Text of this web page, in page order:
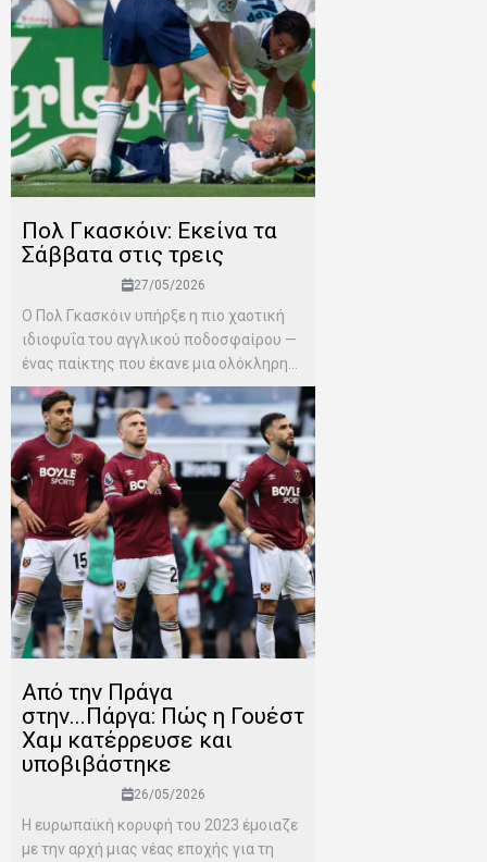
Πολ Γκασκόιν: Εκείνα τα
Σάββατα στις τρεις
27/05/2026
Ο Πολ Γκασκόιν υπήρξε η πιο χαοτική
ιδιοφυΐα του αγγλικού ποδοσφαίρου —
ένας παίκτης που έκανε μια ολόκληρη...
Από την Πράγα
στην...Πάργα: Πώς η Γουέστ
Χαμ κατέρρευσε και
υποβιβάστηκε
26/05/2026
Η ευρωπαϊκή κορυφή του 2023 έμοιαζε
με την αρχή μιας νέας εποχής για τη